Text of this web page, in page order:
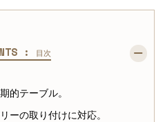
: 目次
的テーブル。
ーの取り付けに対応。